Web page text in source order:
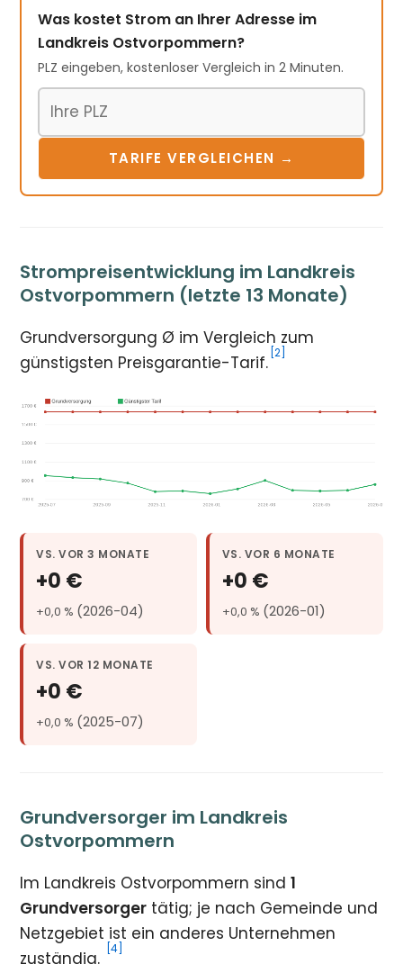
Was kostet Strom an Ihrer Adresse im
Landkreis Ostvorpommern?
PLZ eingeben, kostenloser Vergleich in 2 Minuten.
TARIFE VERGLEICHEN →
Strompreisentwicklung im Landkreis
Ostvorpommern (letzte 13 Monate)
Grundversorgung Ø im Vergleich zum
günstigsten Preisgarantie-Tarif. [2]
VS. VOR 3 MONATE
+0 €
+0,0 % (2026-04)
VS. VOR 6 MONATE
+0 €
+0,0 % (2026-01)
VS. VOR 12 MONATE
+0 €
+0,0 % (2025-07)
Grundversorger im Landkreis
Ostvorpommern
Im Landkreis Ostvorpommern sind1
Grundversorger tätig; je nach Gemeinde und
Netzgebiet ist ein anderes Unternehmen
zuständig.
[4]